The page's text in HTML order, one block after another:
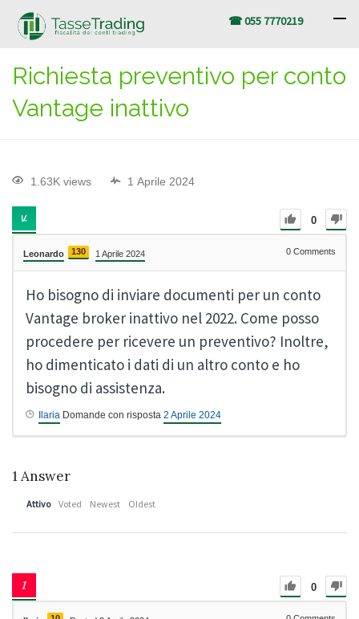
☎ 055 7770219
Richiesta preventivo per conto
Vantage inattivo
1.63K views 1 Aprile 2024
0
Leonardo 130 1 Aprile 2024 0 Comments
Ho bisogno di inviare documenti per un conto
Vantage broker inattivo nel 2022. Come posso
procedere per ricevere un preventivo? Inoltre,
ho dimenticato i dati di un altro conto e ho
bisogno di assistenza.
Ilaria Domande con risposta 2 Aprile 2024
1 Answer
Attivo Voted Newest Oldest
0